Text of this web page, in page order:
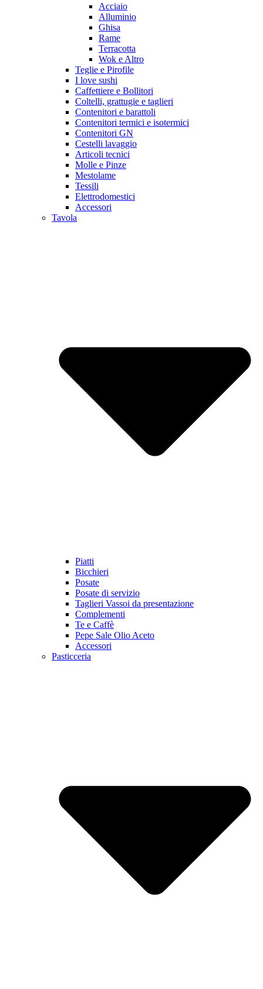
Acciaio
Alluminio
Ghisa
Rame
Terracotta
Wok e Altro
Teglie e Pirofile
I love sushi
Caffettiere e Bollitori
Coltelli, grattugie e taglieri
Contenitori e barattoli
Contenitori termici e isotermici
Contenitori GN
Cestelli lavaggio
Articoli tecnici
Molle e Pinze
Mestolame
Tessili
Elettrodomestici
Accessori
Tavola
Piatti
Bicchieri
Posate
Posate di servizio
Taglieri Vassoi da presentazione
Complementi
Te e Caffè
Pepe Sale Olio Aceto
Accessori
Pasticceria